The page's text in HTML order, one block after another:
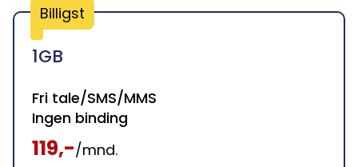
Billigst
1GB
Fri tale/SMS/MMS
Ingen binding
119,-/mnd.